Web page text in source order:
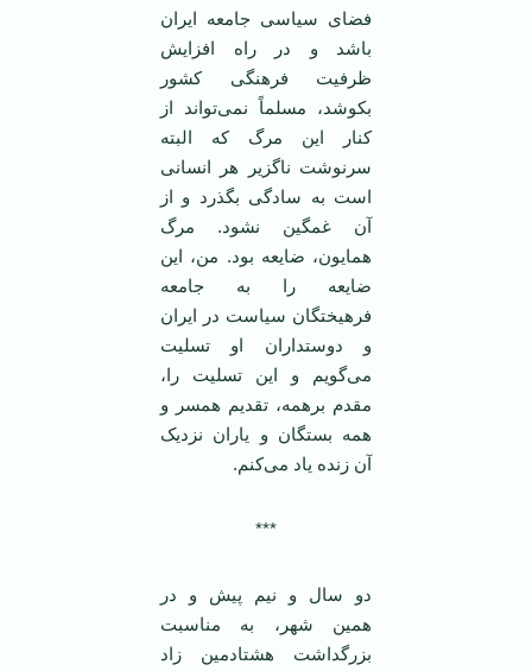
فضای سیاسی جامعه ایران
باشد و در راه افزایش
ظرفیت فرهنگی کشور
بکوشد، مسلماً نمی‌تواند از
کنار این مرگ که البته
سرنوشت ناگزیر هر انسانی
است به سادگی بگذرد و از
آن غمگین نشود. مرگ
همایون، ضایعه بود. من، این
ضایعه را به جامعه
فرهیختگان سیاست در ایران
و دوستداران او تسلیت
می‌گویم و این تسلیت را،
مقدم برهمه، تقدیم همسر و
همه بستگان و یاران نزدیک
آن زنده یاد می‌کنم.
***
دو سال و نیم پیش و در
همین شهر، به مناسبت
بزرگداشت هشتادمین زاد